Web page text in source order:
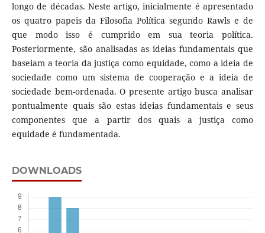
longo de décadas. Neste artigo, inicialmente é apresentado
os quatro papeis da Filosofia Política segundo Rawls e de
que modo isso é cumprido em sua teoria política.
Posteriormente, são analisadas as ideias fundamentais que
baseiam a teoria da justiça como equidade, como a ideia de
sociedade como um sistema de cooperação e a ideia de
sociedade bem-ordenada. O presente artigo busca analisar
pontualmente quais são estas ideias fundamentais e seus
componentes que a partir dos quais a justiça como
equidade é fundamentada.
DOWNLOADS